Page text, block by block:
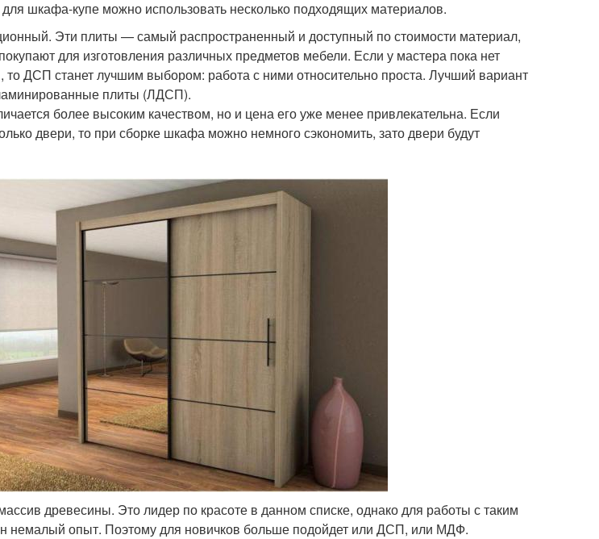
шкафа-купе можно использовать несколько подходящих материалов.
Эти плиты — самый распространенный и доступный по стоимости материал,
для изготовления различных предметов мебели. Если у мастера пока нет
ДСП станет лучшим выбором: работа с ними относительно проста. Лучший вариант
плиты (ЛДСП).
более высоким качеством, но и цена его уже менее привлекательна. Если
двери, то при сборке шкафа можно немного сэкономить, зато двери будут
древесины. Это лидер по красоте в данном списке, однако для работы с таким
немалый опыт. Поэтому для новичков больше подойдет или ДСП, или МДФ.